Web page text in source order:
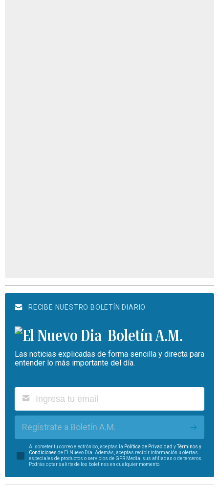
RECIBE NUESTRO BOLETÍN DIARIO
Boletín A.M.
Las noticias explicadas de forma sencilla y directa para
entender lo más importante del día.
Regístrate a Boletín A.M.
Al someter tu correo electrónico, aceptas la Política de Privacidad yTérminos y
Condiciones de El Nuevo Día. Además, aceptas recibir información u ofertas
especiales de productos o servicios de GFR Media, sus afiliadas o de terceros.
Podrás optar salirte de los boletines en cualquier momento.